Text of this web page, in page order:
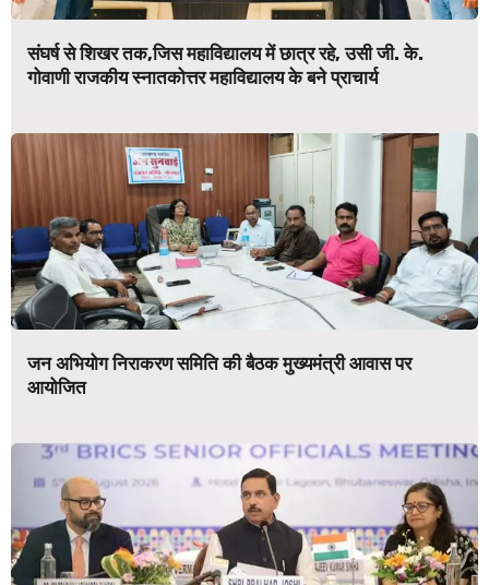
संघर्ष से शिखर तक,जिस महाविद्यालय में छात्र रहे, उसी जी. के.
गोवाणी राजकीय स्नातकोत्तर महाविद्यालय के बने प्राचार्य
जन अभियोग निराकरण समिति की बैठक मुख्यमंत्री आवास पर
आयोजित